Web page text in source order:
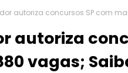
autoriza concursos SP com
autoriza
vagas;